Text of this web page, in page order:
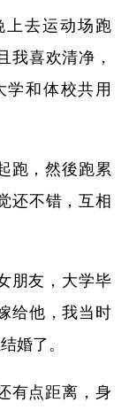
上去运动场跑
我喜欢清净，
学和体校共用
跑，然後跑累
还不错，互相
朋友，大学毕
给他，我当时
婚了。
有点距离，身